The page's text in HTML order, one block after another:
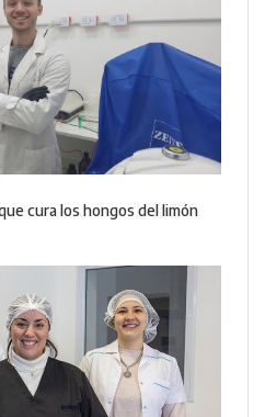
cura los hongos del limón